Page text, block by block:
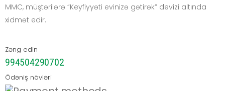
MMC, müştərilərə “Keyfiyyəti evinizə gətirək” devizi altında
xidmət edir.
Zəng edin
994504290702
Ödəniş növləri